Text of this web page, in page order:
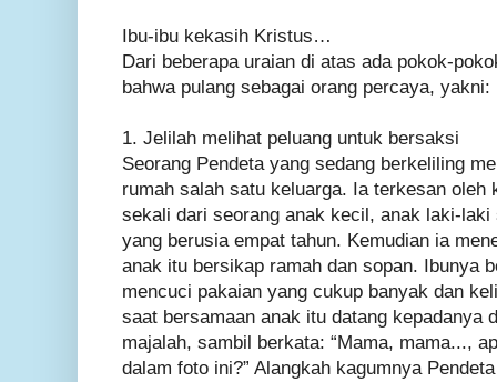
Ibu-ibu kekasih Kristus…
Dari beberapa uraian di atas ada pokok-
bahwa pulang sebagai orang percaya, yakni:
1. Jelilah melihat peluang untuk bersaksi
Seorang Pendeta yang sedang berkeliling
rumah salah satu keluarga. Ia terkesan oleh
sekali dari seorang anak kecil, anak laki-
yang berusia empat tahun. Kemudian ia
anak itu bersikap ramah dan sopan. Ibunya
mencuci pakaian yang cukup banyak dan
saat bersamaan anak itu datang kepadanya
majalah, sambil berkata: “Mama, mama...,
dalam foto ini?” Alangkah kagumnya